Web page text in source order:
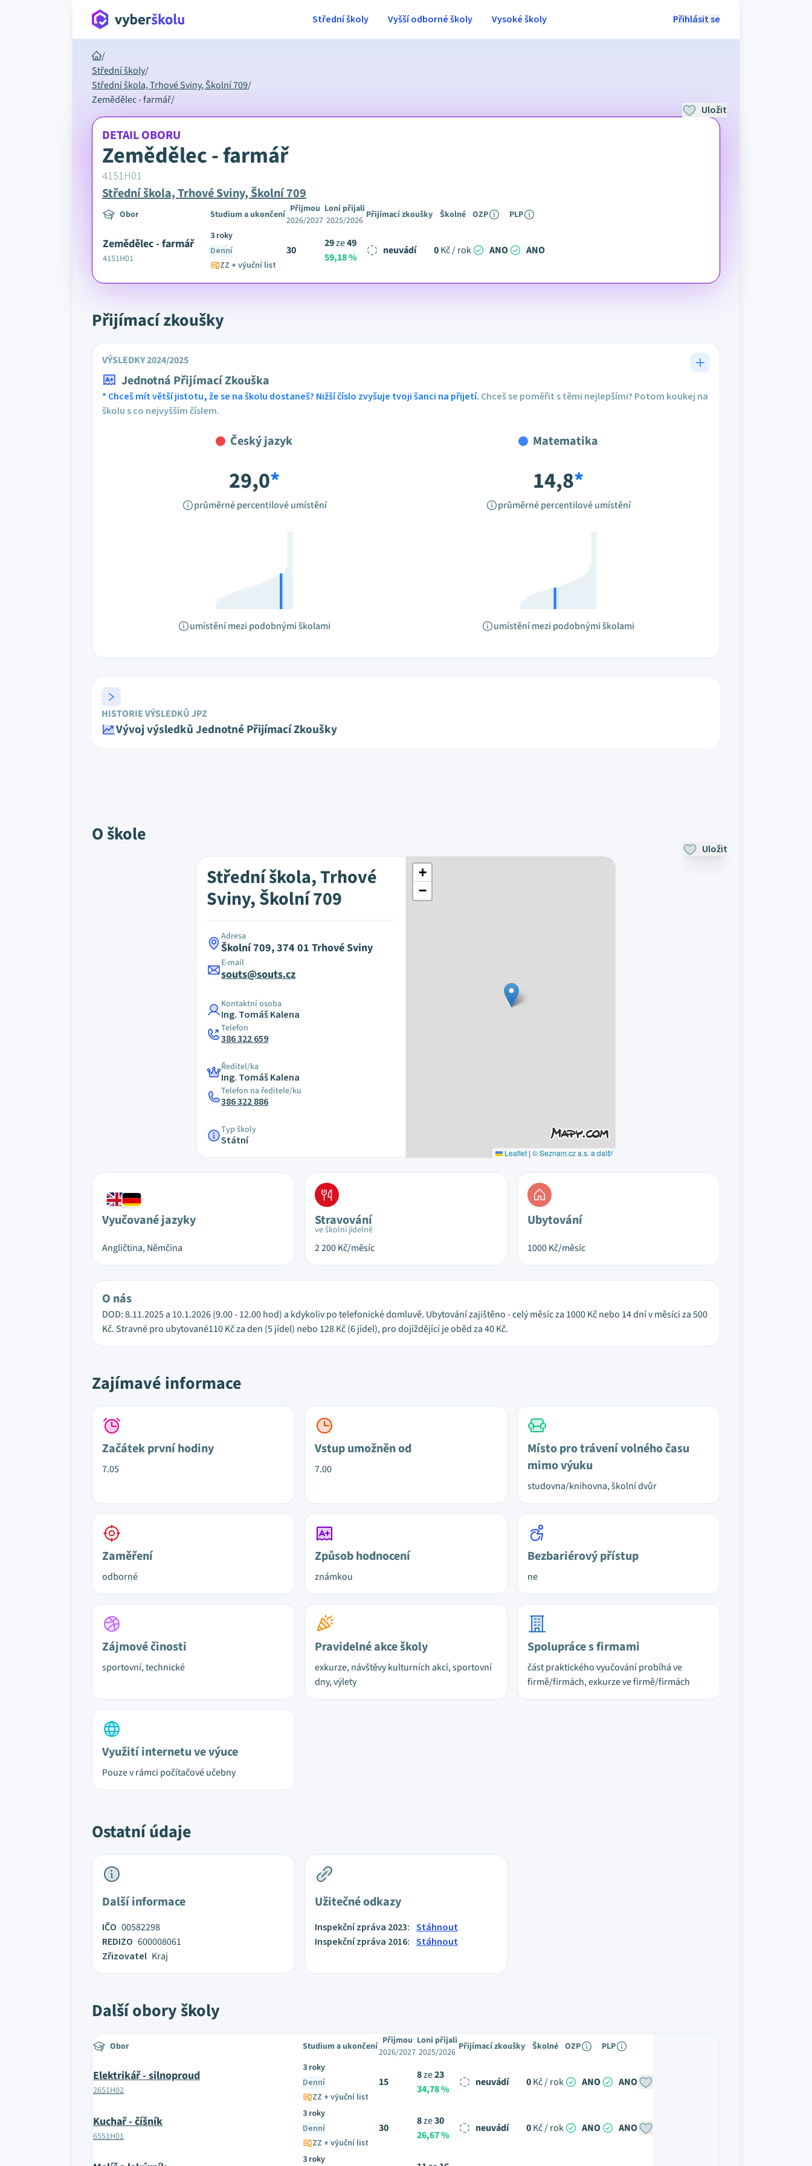
Přihlásit se
Střední školy Vyšší odborné školy Vysoké školy
/
Střední školy/
Střední škola, Trhové Sviny, Školní 709/
Zemědělec - farmář/
DETAIL OBORU
Zemědělec - farmář
4151H01
Střední škola, Trhové Sviny, Školní 709
Obor Studium a ukončení Přijmou
2026/2027
Loni přijali
2025/2026 Přijímací zkoušky Školné OZP PLP
Zemědělec - farmář
4151H01
3 roky
Denní
ZZ + výuční list
30
29ze49
59,18 %
neuvádí 0Kč / rok ANO ANO
Uložit
Přijímací zkoušky
VÝSLEDKY 2024/2025
Jednotná Přijímací Zkouška
* Chceš mít větší jistotu, že se na školu dostaneš? Nižší číslo zvyšuje tvoji šanci na přijetí. Chceš se poměřit s těmi nejlepšími? Potom koukej na
školu s co nejvyšším číslem.
Český jazyk
29,0*
průměrné percentilové umístění
umístění mezi podobnými školami
Matematika
14,8*
průměrné percentilové umístění
umístění mezi podobnými školami
HISTORIE VÝSLEDKŮ JPZ
Vývoj výsledků Jednotné Přijímací Zkoušky
O škole
Uložit
Střední škola, Trhové
Sviny, Školní 709
Adresa
Školní 709, 374 01 Trhové Sviny
E-mail
souts@souts.cz
Kontaktní osoba
Ing. Tomáš Kalena
Telefon
386 322 659
Ředitel/ka
Ing. Tomáš Kalena
Telefon na ředitele/ku
386 322 886
Typ školy
Státní
+
−
Leaflet | © Seznam.cz a.s. a další
Vyučované jazyky
Angličtina, Němčina
Stravování
ve školní jídelně
2 200Kč/měsíc
Ubytování
1000Kč/měsíc
O nás
DOD: 8.11.2025 a 10.1.2026 (9.00 - 12.00 hod) a kdykoliv po telefonické domluvě. Ubytování zajištěno - celý měsíc za 1000 Kč nebo 14 dní v měsíci za 500
Kč. Stravné pro ubytované110 Kč za den (5 jídel) nebo 128 Kč (6 jídel), pro dojíždějící je oběd za 40 Kč.
Zajímavé informace
Začátek první hodiny
7.05
Vstup umožněn od
7.00
Místo pro trávení volného času
mimo výuku
studovna/knihovna, školní dvůr
Zaměření
odborné
Způsob hodnocení
známkou
Bezbariérový přístup
ne
Zájmové činosti
sportovní, technické
Pravidelné akce školy
exkurze, návštěvy kulturních akcí, sportovní
dny, výlety
Spolupráce s firmami
část praktického vyučování probíhá ve
firmě/firmách, exkurze ve firmě/firmách
Využití internetu ve výuce
Pouze v rámci počítačové učebny
Ostatní údaje
Další informace
IČO 00582298
REDIZO 600008061
Zřizovatel Kraj
Užitečné odkazy
Inspekční zpráva 2023: Stáhnout
Inspekční zpráva 2016: Stáhnout
Další obory školy
Obor Studium a ukončení Přijmou
2026/2027
Loni přijali
2025/2026 Přijímací zkoušky Školné OZP PLP
Elektrikář - silnoproud
2651H02
3 roky
Denní
ZZ + výuční list
15
8ze23
34,78 %
neuvádí 0Kč / rok ANO ANO
Kuchař - číšník
6551H01
3 roky
Denní
ZZ + výuční list
30
8ze30
26,67 %
neuvádí 0Kč / rok ANO ANO
3 roky